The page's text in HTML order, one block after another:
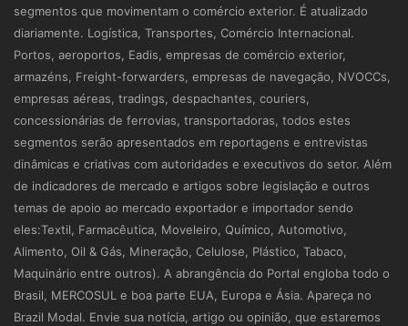
segmentos que movimentam o comércio exterior. É atualizado
diariamente. Logística, Transportes, Comércio Internacional.
Portos, aeroportos, Eadis, empresas de comércio exterior,
armazéns, Freight-forwarders, empresas de navegação, NVOCCs,
empresas aéreas, tradings, despachantes, couriers,
concessionárias de ferrovias, transportadoras, todos estes
segmentos serão apresentados em reportagens e entrevistas
dinâmicas e criativas com autoridades e executivos do setor. Além
de indicadores de mercado e artigos sobre legislação e outros
temas de apoio ao mercado exportador e importador sendo
eles:Textil, Farmacêutica, Moveleiro, Químico, Automotivo,
Alimento, Oil & Gás, Mineração, Celulose, Plástico, Tabaco,
Maquinário entre outros). A abrangência do Portal engloba todo o
Brasil, MERCOSUL e boa parte EUA, Europa e Ásia. Apareça no
Brazil Modal. Envie sua notícia, artigo ou opinião, que estaremos